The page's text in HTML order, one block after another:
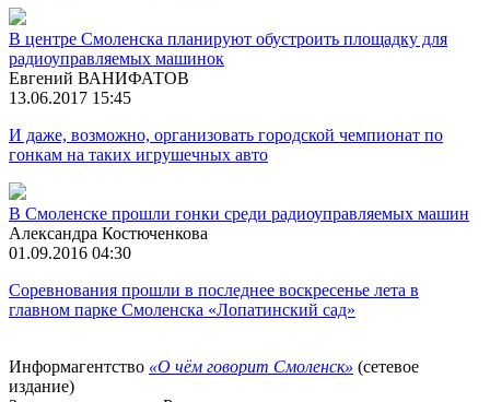
В центре Смоленска планируют обустроить площадку для
радиоуправляемых машинок
Евгений ВАНИФАТОВ
13.06.2017 15:45
И даже, возможно, организовать городской чемпионат по
гонкам на таких игрушечных авто
В Смоленске прошли гонки среди радиоуправляемых машин
Александра Костюченкова
01.09.2016 04:30
Соревнования прошли в последнее воскресенье лета в
главном парке Смоленска «Лопатинский сад»
Информагентство «О чём говорит Смоленск» (сетевое
издание)